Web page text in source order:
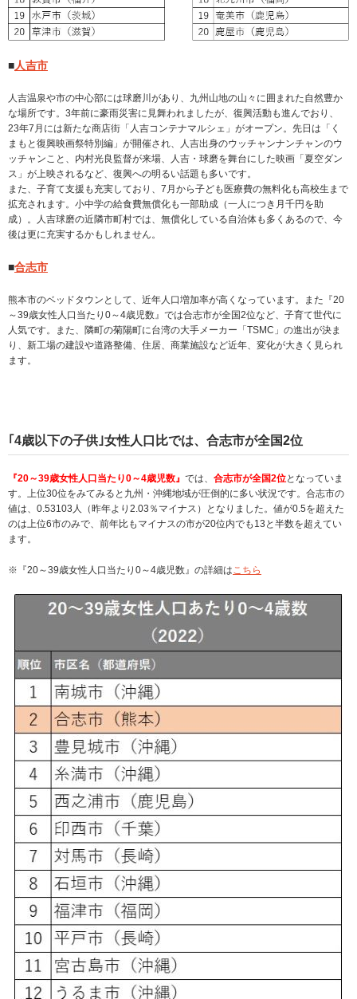
■人吉市
人吉温泉や市の中心部には球磨川があり、九州山地の山々に囲まれた自然豊か
な場所です。3年前に豪雨災害に見舞われましたが、復興活動も進んでおり、
23年7月には新たな商店街「人吉コンテナマルシェ」がオープン。先日は「く
まもと復興映画祭特別編」が開催され、人吉出身のウッチャンナンチャンのウ
ッチャンこと、内村光良監督が来場、人吉・球磨を舞台にした映画「夏空ダン
ス」が上映されるなど、復興への明るい話題も多いです。
また、子育て支援も充実しており、7月から子ども医療費の無料化も高校生まで
拡充されます。小中学の給食費無償化も一部助成（一人につき月千円を助
成）。人吉球磨の近隣市町村では、無償化している自治体も多くあるので、今
後は更に充実するかもしれません。
■合志市
熊本市のベッドタウンとして、近年人口増加率が高くなっています。また『20
～39歳女性人口当たり0～4歳児数』では合志市が全国2位など、子育て世代に
人気です。また、隣町の菊陽町に台湾の大手メーカー「TSMC」の進出が決ま
り、新工場の建設や道路整備、住居、商業施設など近年、変化が大きく見られ
ます。
｢4歳以下の子供｣女性人口比では、合志市が全国2位
『20～39歳女性人口当たり0～4歳児数』 では、 合志市が全国2位となっていま
す。上位30位をみてみると九州・沖縄地域が圧倒的に多い状況です。合志市の
値は、0.53103人（昨年より2.03％マイナス）となりました。値が0.5を超えた
のは上位6市のみで、前年比もマイナスの市が20位内でも13と半数を超えてい
ます。
※『20～39歳女性人口当たり0～4歳児数』の詳細はこちら